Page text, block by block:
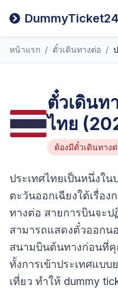
DummyTicket24
หน้าแรก / ตั๋วเดินทางต่อ /
ตั๋วเดินท
ไทย
ต้องมีตั๋วเดินทาง
ประเทศไทยเป็นหนึ่งใน
ตะวันออกเฉียงใต้เรื่อ
ทางต่อ สายการบินจะ
สามารถแสดงตั๋วออกน
สนามบินต้นทางก่อนที่
ทั้งการเข้าประเทศแบ
เที่ยว ทำให้ dummy